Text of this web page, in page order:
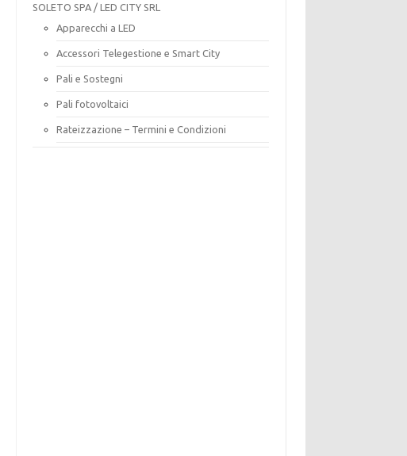
SOLETO SPA / LED CITY SRL
Apparecchi a LED
Accessori Telegestione e Smart City
Pali e Sostegni
Pali fotovoltaici
Rateizzazione – Termini e Condizioni